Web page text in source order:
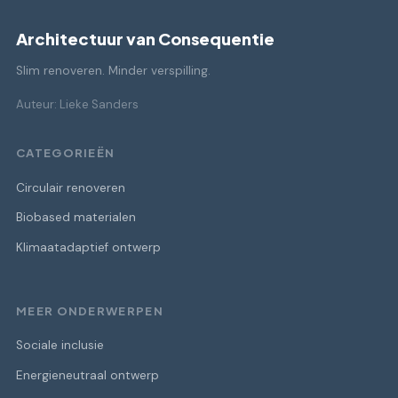
Architectuur van Consequentie
Slim renoveren. Minder verspilling.
Auteur: Lieke Sanders
CATEGORIEËN
Circulair renoveren
Biobased materialen
Klimaatadaptief ontwerp
MEER ONDERWERPEN
Sociale inclusie
Energieneutraal ontwerp